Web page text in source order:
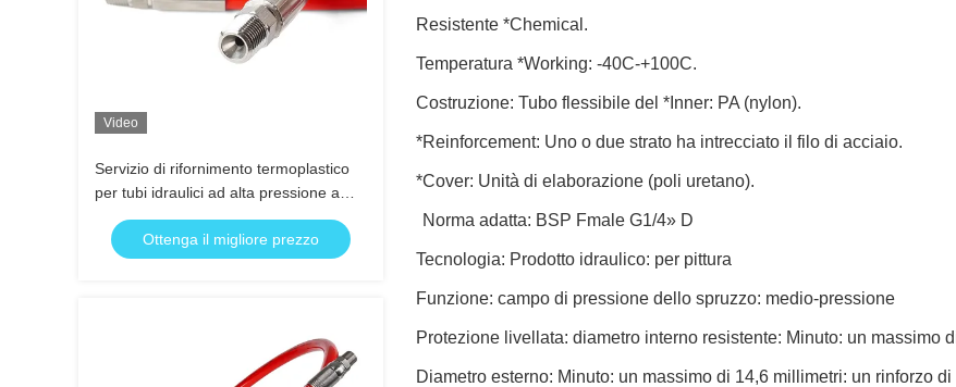
Video
Servizio di rifornimento termoplastico
per tubi idraulici ad alta pressione a
GNC con copertura resistente
all'abrasione e design leggero per
operazioni idrauliche
Ottenga il migliore prezzo
Resistente *Chemical.
Temperatura *Working: -40C-+100C.
Costruzione: Tubo flessibile del *Inner: PA (nylon).
*Reinforcement: Uno o due strato ha intrecciato il filo di acciaio.
*Cover: Unità di elaborazione (poli uretano).
Norma adatta: BSP Fmale G1/4» D
Tecnologia: Prodotto idraulico: per pittura
Funzione: campo di pressione dello spruzzo: medio-pressione
Protezione livellata: diametro interno resistente: Minuto: un massimo
Diametro esterno: Minuto: un massimo di 14,6 millimetri: un rinforzo